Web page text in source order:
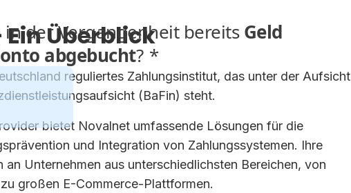
Ein Überblick
reguliertes Zahlungsinstitut, das unter der Aufsicht
(BaFin) steht.
bietet Novalnet umfassende Lösungen für die
und Integration von Zahlungssystemen. Ihre
an Unternehmen aus unterschiedlichsten Bereichen, von
großen E-Commerce-Plattformen.